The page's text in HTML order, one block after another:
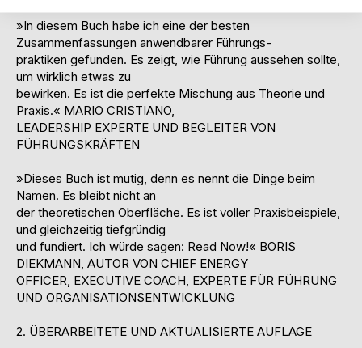
»In diesem Buch habe ich eine der besten
Zusammenfassungen anwendbarer Führungs-
praktiken gefunden. Es zeigt, wie Führung aussehen sollte,
um wirklich etwas zu
bewirken. Es ist die perfekte Mischung aus Theorie und
Praxis.« MARIO CRISTIANO,
LEADERSHIP EXPERTE UND BEGLEITER VON
FÜHRUNGSKRÄFTEN
»Dieses Buch ist mutig, denn es nennt die Dinge beim
Namen. Es bleibt nicht an
der theoretischen Oberfläche. Es ist voller Praxisbeispiele,
und gleichzeitig tiefgründig
und fundiert. Ich würde sagen: Read Now!« BORIS
DIEKMANN, AUTOR VON CHIEF ENERGY
OFFICER, EXECUTIVE COACH, EXPERTE FÜR FÜHRUNG
UND ORGANISATIONSENTWICKLUNG
2. ÜBERARBEITETE UND AKTUALISIERTE AUFLAGE